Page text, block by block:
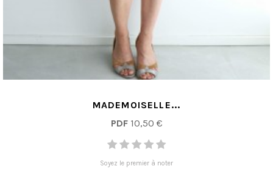
MADEMOISELLE...
PDF10,50 €
Soyez le premier à noter